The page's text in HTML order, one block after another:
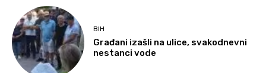
BIH
Građani izašli na ulice, svakodnevni
nestanci vode